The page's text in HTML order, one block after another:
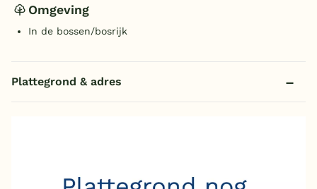
Omgeving
In de bossen/bosrijk
Plattegrond & adres